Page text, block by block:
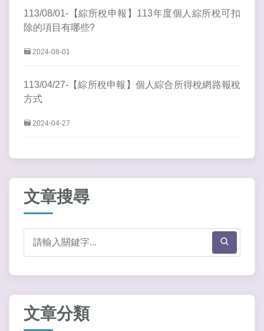
113/08/01-【綜所稅申報】113年度個人綜所稅可扣
除的項目有哪些?
2024-08-01
113/04/27-【綜所稅申報】個人綜合所得稅網路報稅
方式
2024-04-27
文章搜尋
文章分類